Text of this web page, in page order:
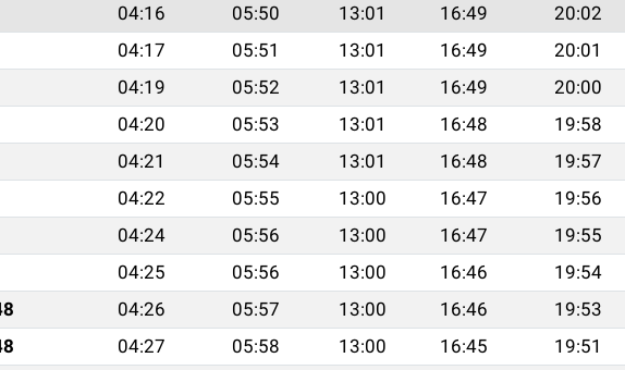
04:16 05:50 13:01 16:49 20:02
04:17 05:51 13:01 16:49 20:01
04:19 05:52 13:01 16:49 20:00
04:20 05:53 13:01 16:48 19:58
04:21 05:54 13:01 16:48 19:57
04:22 05:55 13:00 16:47 19:56
04:24 05:56 13:00 16:47 19:55
04:25 05:56 13:00 16:46 19:54
04:26 05:57 13:00 16:46 19:53
04:27 05:58 13:00 16:45 19:51